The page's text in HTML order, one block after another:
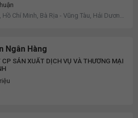
Hồ Chí Minh, Bà Rịa - Vũng Tàu, Hải Dương,
Ngân Hàng
CP SẢN XUẤT DỊCH VỤ VÀ THƯƠNG MẠI